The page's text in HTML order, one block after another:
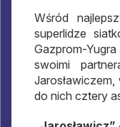
Wśród
superlidze
Gazprom-
swoimi
do nich cztery